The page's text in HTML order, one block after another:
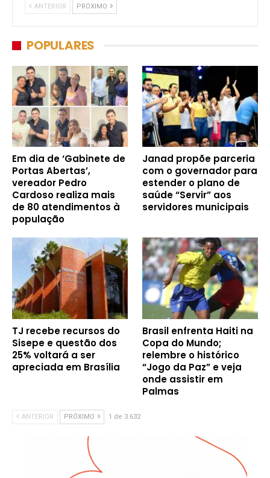
ANTERIOR PRÓXIMO
POPULARES
Em dia de ‘Gabinete de
Portas Abertas’,
vereador Pedro
Cardoso realiza mais
de 80 atendimentos à
população
Janad propõe parceria
com o governador para
estender o plano de
saúde “Servir” aos
servidores municipais
TJ recebe recursos do
Sisepe e questão dos
25% voltará a ser
apreciada em Brasília
Brasil enfrenta Haiti na
Copa do Mundo;
relembre o histórico
“Jogo da Paz” e veja
onde assistir em
Palmas
ANTERIOR PRÓXIMO 1 de 3.632